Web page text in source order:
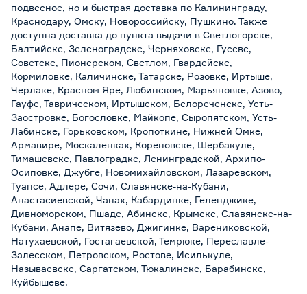
подвесное, но и быстрая доставка по Калининграду,
Краснодару, Омску, Новороссийску, Пушкино. Также
доступна доставка до пункта выдачи в Светлогорске,
Балтийске, Зеленоградске, Черняховске, Гусеве,
Советске, Пионерском, Светлом, Гвардейске,
Кормиловке, Каличинске, Татарске, Розовке, Иртыше,
Черлаке, Красном Яре, Любинском, Марьяновке, Азово,
Гауфе, Таврическом, Иртышском, Белореченске, Усть-
Заостровке, Богословке, Майкопе, Сыропятском, Усть-
Лабинске, Горьковском, Кропоткине, Нижней Омке,
Армавире, Москаленках, Кореновске, Шербакуле,
Тимашевске, Павлоградке, Ленинградской, Архипо-
Осиповке, Джубге, Новомихайловском, Лазаревском,
Туапсе, Адлере, Сочи, Славянске-на-Кубани,
Анастасиевской, Чанах, Кабардинке, Геленджике,
Дивноморском, Пшаде, Абинске, Крымске, Славянске-на-
Кубани, Анапе, Витязево, Джигинке, Варениковской,
Натухаевской, Гостагаевской, Темрюке, Переславле-
Залесском, Петровском, Ростове, Исилькуле,
Называевске, Саргатском, Тюкалинске, Барабинске,
Куйбышеве.